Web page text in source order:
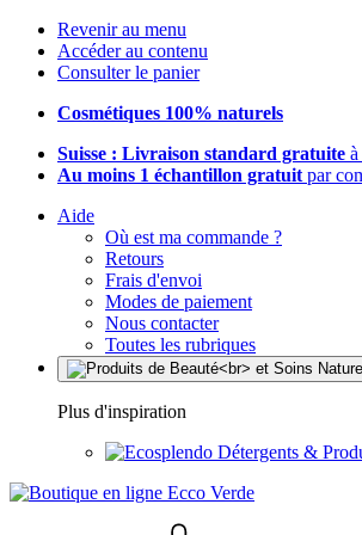
Revenir au menu
Accéder au contenu
Consulter le panier
Cosmétiques 100% naturels
Suisse : Livraison standard gratuite
Au moins 1 échantillon gratuit par
Aide
Où est ma commande ?
Retours
Frais d'envoi
Modes de paiement
Nous contacter
Toutes les rubriques
Plus d'inspiration
Détergents &